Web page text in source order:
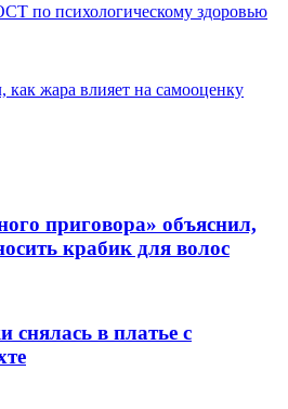
по психологическому здоровью
как жара влияет на самооценку
приговора» объяснил,
крабик для волос
снялась в платье с